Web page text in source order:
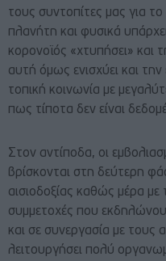
τους συντοπίτες μας για
πλανήτη και φυσικά
κορονοϊός «χτυπήσει» και
αυτή όμως ενισχύει και
τοπική κοινωνία με
πως τίποτα δεν είναι
Στον αντίποδα, οι
βρίσκονται στη δεύτερη
αισιοδοξίας καθώς μέρα με
συμμετοχές που
και σε συνεργασία με τους
λειτουργήσει πολύ